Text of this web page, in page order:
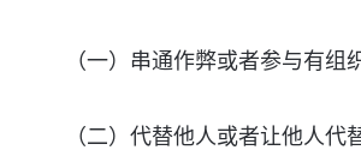
（一）串通作弊或者参与有组
（二）代替他人或者让他人代